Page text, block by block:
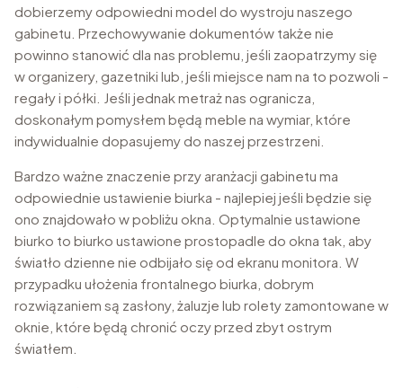
dobierzemy odpowiedni model do wystroju naszego
gabinetu. Przechowywanie dokumentów także nie
powinno stanowić dla nas problemu, jeśli zaopatrzymy się
w organizery, gazetniki lub, jeśli miejsce nam na to pozwoli -
regały i półki. Jeśli jednak metraż nas ogranicza,
doskonałym pomysłem będą meble na wymiar, które
indywidualnie dopasujemy do naszej przestrzeni.
Bardzo ważne znaczenie przy aranżacji gabinetu ma
odpowiednie ustawienie biurka - najlepiej jeśli będzie się
ono znajdowało w pobliżu okna. Optymalnie ustawione
biurko to biurko ustawione prostopadle do okna tak, aby
światło dzienne nie odbijało się od ekranu monitora. W
przypadku ułożenia frontalnego biurka, dobrym
rozwiązaniem są zasłony, żaluzje lub rolety zamontowane w
oknie, które będą chronić oczy przed zbyt ostrym
światłem.